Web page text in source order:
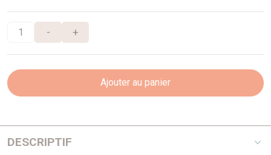
- +
Ajouter au panier
DESCRIPTIF